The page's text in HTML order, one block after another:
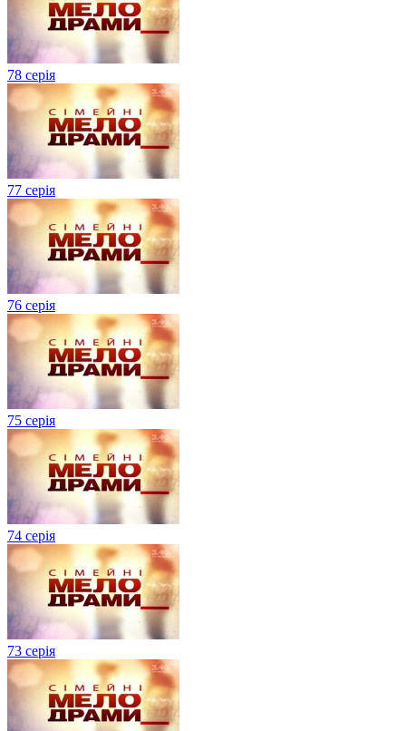
78 серія
77 серія
76 серія
75 серія
74 серія
73 серія